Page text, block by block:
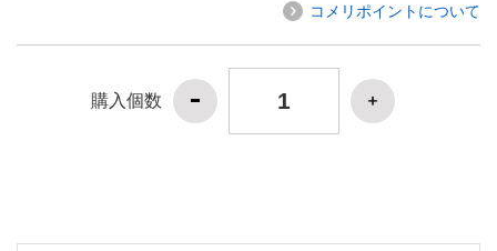
コメリポイントについて
購入個数